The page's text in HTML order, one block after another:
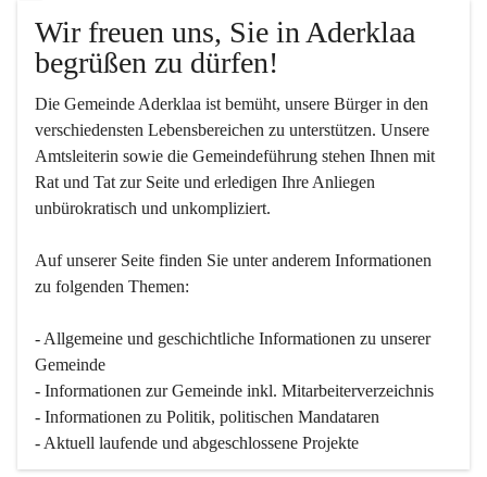
Wir freuen uns, Sie in Aderklaa
begrüßen zu dürfen!
Die Gemeinde Aderklaa ist bemüht, unsere Bürger in den
verschiedensten Lebensbereichen zu unterstützen. Unsere
Amtsleiterin sowie die Gemeindeführung stehen Ihnen mit
Rat und Tat zur Seite und erledigen Ihre Anliegen
unbürokratisch und unkompliziert.
Auf unserer Seite finden Sie un­ter an­de­rem Informationen
zu folgenden Themen:
- Allgemeine und geschichtliche Informationen zu unserer
Gemeinde
- Informationen zur Gemeinde inkl. Mitarbeiterverzeichnis
- Informationen zu Politik, politischen Mandataren
- Aktuell laufende und abgeschlossene Projekte